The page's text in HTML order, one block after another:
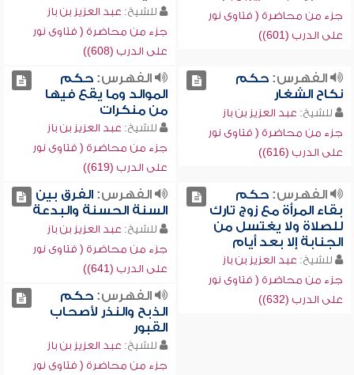
جزء من محاضرة ( فتاوى نور
على الدرب (601))
للشيخ: عبد العزيز بن باز
جزء من محاضرة ( فتاوى نور
على الدرب (608))
الفهرس:حكم
نكاح الشغار
للشيخ: عبد العزيز بن باز
جزء من محاضرة ( فتاوى نور
على الدرب (616))
الفهرس:حكم
الموالد وما يقع فيها
من منكرات
للشيخ: عبد العزيز بن باز
جزء من محاضرة ( فتاوى نور
على الدرب (619))
الفهرس:حكم
بقاء المرأة مع زوج تارك
للصلاة ولا يغتسل من
الجنابة إلا بعد أيام
للشيخ: عبد العزيز بن باز
جزء من محاضرة ( فتاوى نور
على الدرب (632))
الفهرس:الفرق بين
السنة الحسنة والبدعة
للشيخ: عبد العزيز بن باز
جزء من محاضرة ( فتاوى نور
على الدرب (641))
الفهرس:حكم
الذبح والنذر لأصحاب
القبور
للشيخ: عبد العزيز بن باز
جزء من محاضرة ( فتاوى نور